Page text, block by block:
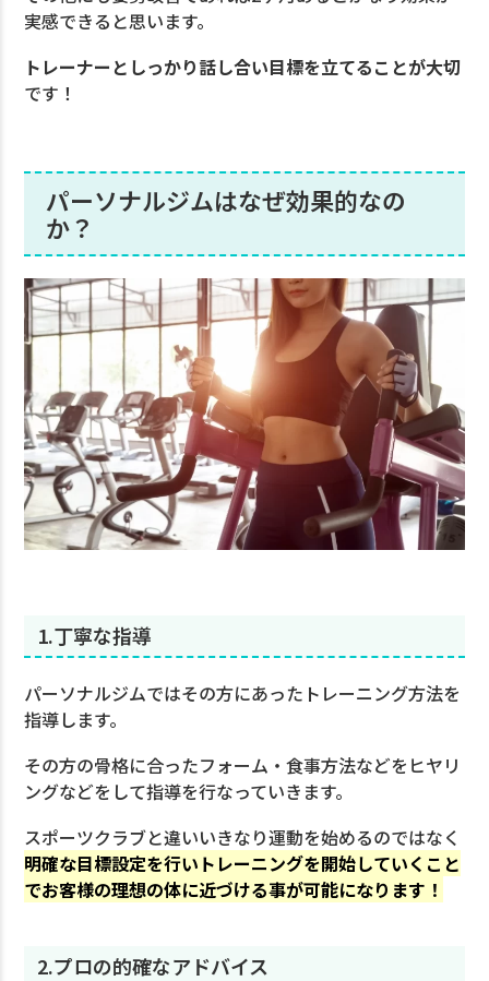
実感できると思います。
トレーナーとしっかり話し合い目標を立てることが大切
です！
パーソナルジムはなぜ効果的なの
か？
1.丁寧な指導
パーソナルジムではその方にあったトレーニング方法を
指導します。
その方の骨格に合ったフォーム・食事方法などをヒヤリ
ングなどをして指導を行なっていきます。
スポーツクラブと違いいきなり運動を始めるのではなく
明確な目標設定を行いトレーニングを開始していくこと
でお客様の理想の体に近づける事が可能になります！
2.プロの的確なアドバイス